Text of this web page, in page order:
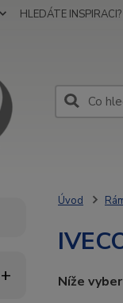
HLEDÁTE INSPIRACI?
Úvod
Níže